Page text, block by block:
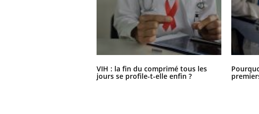
VIH : la fin du comprimé tous les
jours se profile-t-elle enfin ?